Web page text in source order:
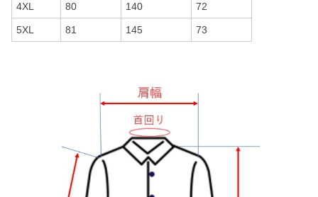
4XL 80 140 72
5XL 81 145 73